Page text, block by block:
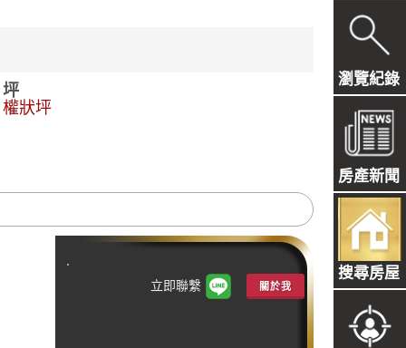
瀏覽紀錄
房產新聞
搜尋房屋
坪
權狀坪
關於我
立即聯繫